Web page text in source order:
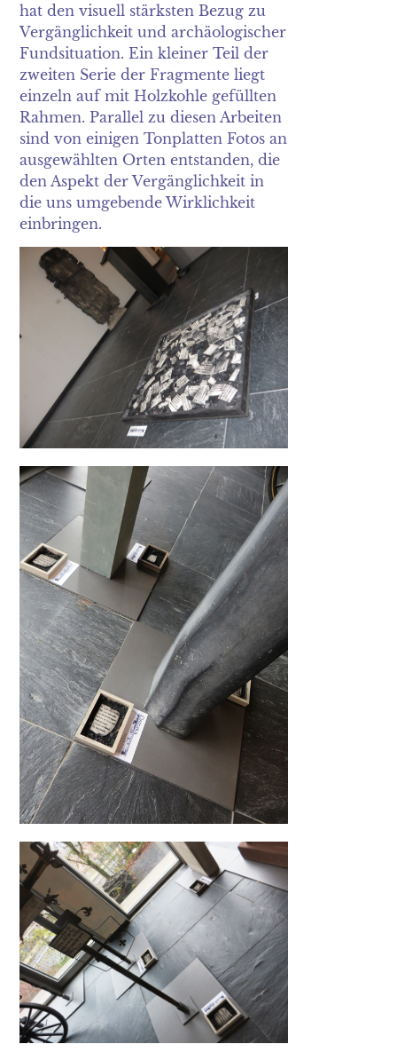
hat den visuell stärksten Bezug zu
Vergänglichkeit und archäologischer
Fundsituation. Ein kleiner Teil der
zweiten Serie der Fragmente liegt
einzeln auf mit Holzkohle gefüllten
Rahmen. Parallel zu diesen Arbeiten
sind von einigen Tonplatten Fotos an
ausgewählten Orten entstanden, die
den Aspekt der Vergänglichkeit in
die uns umgebende Wirklichkeit
einbringen.